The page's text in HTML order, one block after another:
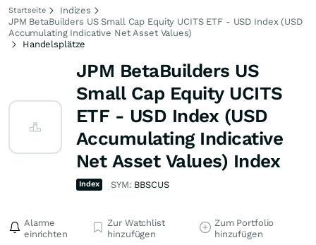
Startseite
Indizes
JPM BetaBuilders US Small Cap Equity UCITS ETF - USD Index (USD
Accumulating Indicative Net Asset Values)
Handelsplätze
JPM BetaBuilders US
Small Cap Equity UCITS
ETF - USD Index (USD
Accumulating Indicative
Net Asset Values) Index
Index SYM: BBSCUS
Alarme
einrichten
Zur Watchlist
hinzufügen
Zum Portfolio
hinzufügen